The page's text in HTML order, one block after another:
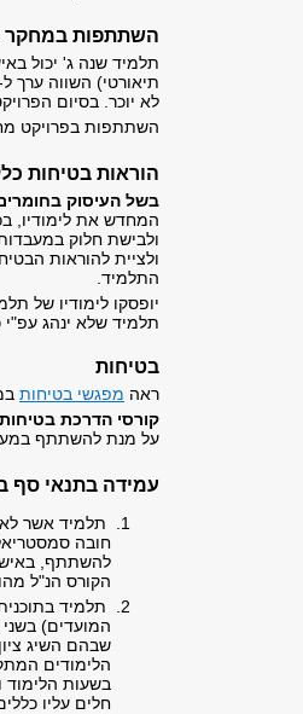
השתתפות במחקר
תלמיד שנה ג' יכול
לא יוכר. בסיום
השתתפות בפרויקט
הוראות בטיחות
בשל העיסוק
המחדש את לימודיו,
ולבישת חלוק
ולציית להוראות
התלמיד.
יופסקו לימודיו של
תלמיד שלא ינהג
בטיחות
ראה מפגשי בטיחות
קורסי הדרכת
על מנת להשתתף
עמידה בתנאי סף
תלמיד אשר לא
חובה
להשתתף,
הקורס הנ"ל
תלמיד
המועדים) בשני
הלימודים
בשעות
חלים עליו